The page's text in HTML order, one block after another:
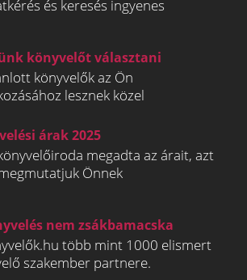
és keresés ingyenes
könyvelőt választani
könyvelők az Ön
lesznek közel
árak 2025
megadta az árait, azt
Önnek
nem zsákbamacska
több mint 1000 elismert
szakember partnere.